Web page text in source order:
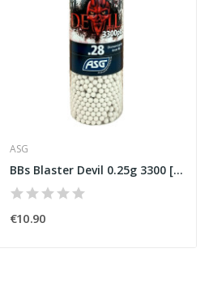
ASG
BBs Blaster Devil 0.25g 3300 [ASG]
€10.90